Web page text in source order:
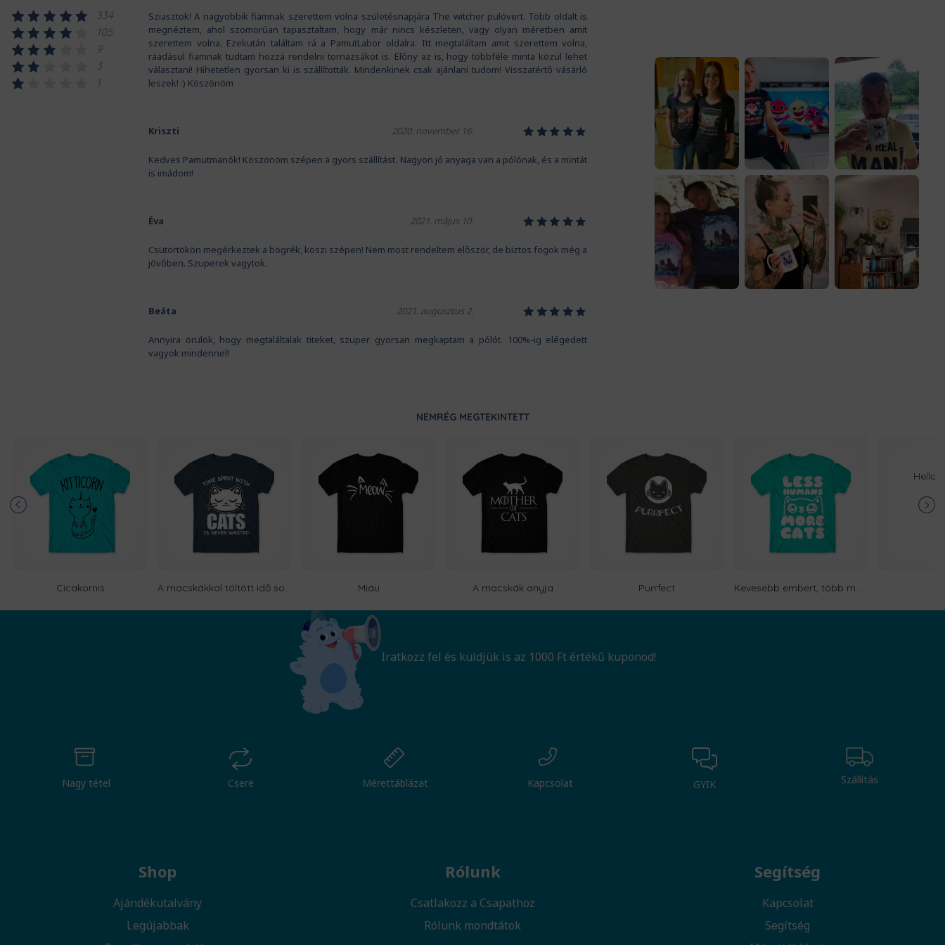
334
105
9
3
1
Sziasztok! A nagyobbik fiamnak szerettem volna születésnapjára The witcher pulóvert. Több oldalt is
megnéztem, ahol szomorúan tapasztaltam, hogy már nincs készleten, vagy olyan méretben amit
szerettem volna. Ezekután találtam rá a PamutLabor oldalra. Itt megtaláltam amit szerettem volna,
ráadásul fiamnak tudtam hozzá rendelni tornazsákot is. Előny az is, hogy többféle minta közül lehet
választani! Hihetetlen gyorsan ki is szállították. Mindenkinek csak ajánlani tudom! Visszatértő vásárló
leszek! :) Köszönöm
Kriszti 2020. november 16. 12345
Kedves Pamutmanók! Köszönöm szépen a gyors szállítást. Nagyon jó anyaga van a pólónak, és a mintát
is imádom!
Éva 2021. május 10. 12345
Csütörtökön megérkeztek a bögrék, köszi szépen! Nem most rendeltem először, de biztos fogok még a
jövőben. Szuperek vagytok.
Beáta 2021. augusztus 2. 12345
Annyira örülök, hogy megtaláltalak titeket, szuper gyorsan megkaptam a pólót. 100%-ig elégedett
vagyok mindennel!
NEMRÉG MEGTEKINTETT
Cicakornis A macskákkal töltött idő sosem elvesztegetett Miáu A macskák anyja Purrfect Kevesebb embert, több macskát
Hello
Iratkozz fel és küldjük is az 1000 Ft értékű kuponod!
Nagy tétel Csere Mérettáblázat Kapcsolat GYIK Szállítás
Shop
Ajándékutalvány
Legújabbak
Rólunk
Csatlakozz a Csapathoz
Rólunk mondtátok
Segítség
Kapcsolat
Segítség